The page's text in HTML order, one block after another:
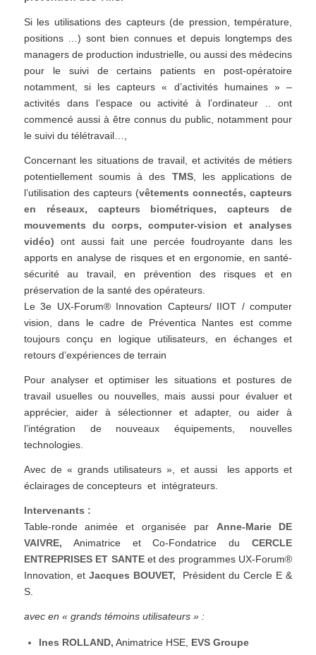
Si les utilisations des capteurs (de pression, température,
positions …) sont bien connues et depuis longtemps des
managers de production industrielle, ou aussi des médecins
pour le suivi de certains patients en post-opératoire
notamment, si les capteurs « d’activités humaines » –
activités dans l’espace ou activité à l’ordinateur .. ont
commencé aussi à être connus du public, notamment pour
le suivi du télétravail…,
Concernant les situations de travail, et activités de métiers
potentiellement soumis à des TMS, les applications de
l’utilisation des capteurs (vêtements connectés, capteurs
en réseaux, capteurs biométriques, capteurs de
mouvements du corps, computer-vision et analyses
vidéo) ont aussi fait une percée foudroyante dans les
apports en analyse de risques et en ergonomie, en santé-
sécurité au travail, en prévention des risques et en
préservation de la santé des opérateurs.
Le 3e UX-Forum® Innovation Capteurs/ IIOT / computer
vision, dans le cadre de Préventica Nantes est comme
toujours conçu en logique utilisateurs, en échanges et
retours d’expériences de terrain
Pour analyser et optimiser les situations et postures de
travail usuelles ou nouvelles, mais aussi pour évaluer et
apprécier, aider à sélectionner et adapter, ou aider à
l’intégration de nouveaux équipements, nouvelles
technologies.
Avec de « grands utilisateurs », et aussi les apports et
éclairages de concepteurs et intégrateurs.
Intervenants :
Table-ronde animée et organisée par Anne-Marie DE
VAIVRE, Animatrice et Co-Fondatrice duCERCLE
ENTREPRISES ET SANTEet des programmes UX-Forum®
Innovation, et Jacques BOUVET, Président du Cercle E &
S.
avec en « grands témoins utilisateurs » :
Ines ROLLAND, Animatrice HSE, EVS Groupe